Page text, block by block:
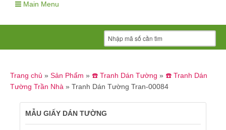
Main Menu
Trang chủ » Sản Phẩm » ☎️ Tranh Dán Tường » ☎️ Tranh Dán
Tường Trần Nhà » Tranh Dán Tường Tran-00084
MẪU GIẤY DÁN TƯỜNG